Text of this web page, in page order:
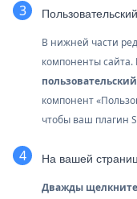
В нижней части
компоненты
пользовательский
компонент
чтобы ваш плагин
На вашей
Дважды щелкните